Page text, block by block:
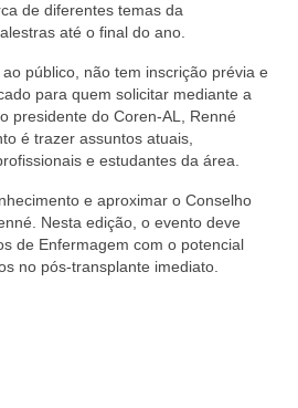
de diferentes temas da
até o final do ano.
público, não tem inscrição prévia e
para quem solicitar mediante a
presidente do Coren-AL, Renné
é trazer assuntos atuais,
e estudantes da área.
e aproximar o Conselho
Nesta edição, o evento deve
de Enfermagem com o potencial
no pós-transplante imediato.